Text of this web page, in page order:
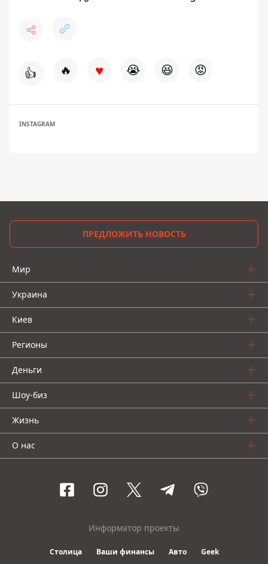
👍 🔥 ♥ 😭 😆 😡
INSTAGRAM
ПРЕДЛОЖИТЬ НОВОСТЬ
Мир
Украина
Киев
Регионы
Деньги
Шоу-биз
Жизнь
О нас
Информатор проекты
Столица Ваши финансы Авто Geek